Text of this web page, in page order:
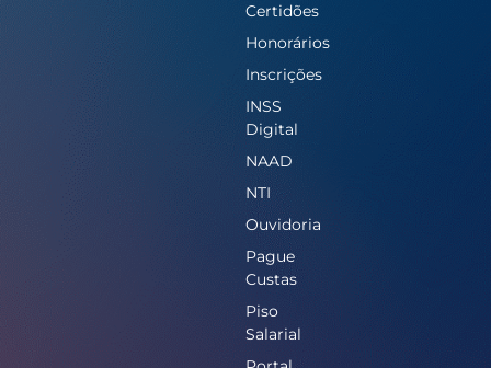
Certidões
Honorários
Inscrições
INSS
Digital
NAAD
NTI
Ouvidoria
Pague
Custas
Piso
Salarial